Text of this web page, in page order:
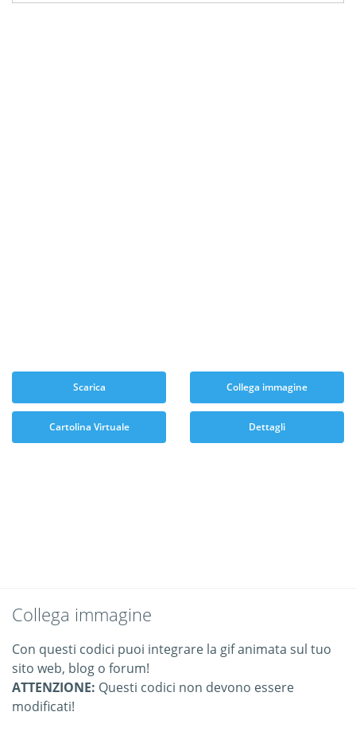
Scarica Collega immagine
Cartolina Virtuale Dettagli
Collega immagine
Con questi codici puoi integrare la gif animata sul tuo
sito web, blog o forum!
ATTENZIONE: Questi codici non devono essere
modificati!